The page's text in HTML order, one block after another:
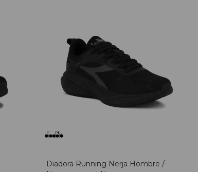
Diadora Running Nerja Hombre /